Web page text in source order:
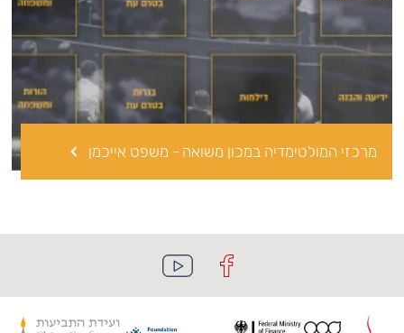
מרכזי המולטימדיה במכון משואה - משפט אייכמן